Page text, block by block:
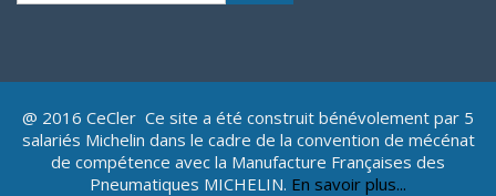
@ 2016 CeCler Ce site a été construit bénévolement par 5
salariés Michelin dans le cadre de la convention de mécénat
de compétence avec la Manufacture Françaises des
Pneumatiques MICHELIN. En savoir plus...